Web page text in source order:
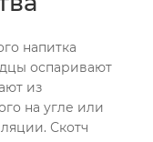
напитка
оспаривают
из
на угле или
Скотч